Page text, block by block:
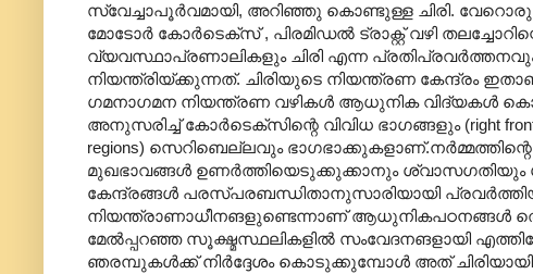
സ്വേച്ചാപൂർവമായി, അറിഞ്ഞു കൊണ്ടുള്ള ചിരി.
മോടോർ കോർടെക്സ് , പിരമിഡൽ ട്രാക്റ്റ് വഴി
വ്യവസ്ഥാപ്രണാലികളും ചിരി എന്ന
നിയന്ത്രിയ്ക്കുന്നത്. ചിരിയുടെ നിയന്ത്രണ കേന്ദ്രം
ഗമനാഗമന നിയന്ത്രണ വഴികൾ ആധുനിക വിദ്യകൾ കൊണ്ട്
അനുസരിച്ച് കോർടെക്സിന്റെ വിവിധ ഭാഗങ്ങളും (right frontal
regions) സെറിബെല്ലവും
മുഖഭാവങ്ങൾ ഉണർത്തിയെടുക്കുക്കാനും ശ്വാസഗതിയും
കേന്ദ്രങ്ങൾ പരസ്പരബന്ധിതാനുസാരിയായി
നിയന്ത്രാണാധീനങളുണ്ടെന്നാണ് ആധുനികപഠനങ്ങൾ
മേൽ‌പ്പറഞ്ഞ സൂക്ഷ്മസ്ഥലികളിൽ സംവേദനങളായി
ഞരമ്പുകൾക്ക് നിർദ്ദേശം കൊടുക്കുമ്പോൾ അത് ചിരിയായി